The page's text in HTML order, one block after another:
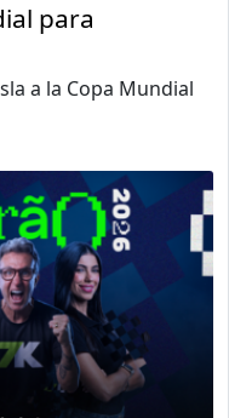
para
a la Copa Mundial